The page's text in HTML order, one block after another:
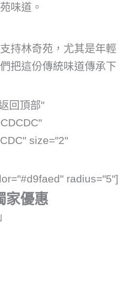
味道。
持林奇苑，尤其是年輕
把這份傳統味道傳承下
回頂部"
size="2"
radius="5"]
家優惠